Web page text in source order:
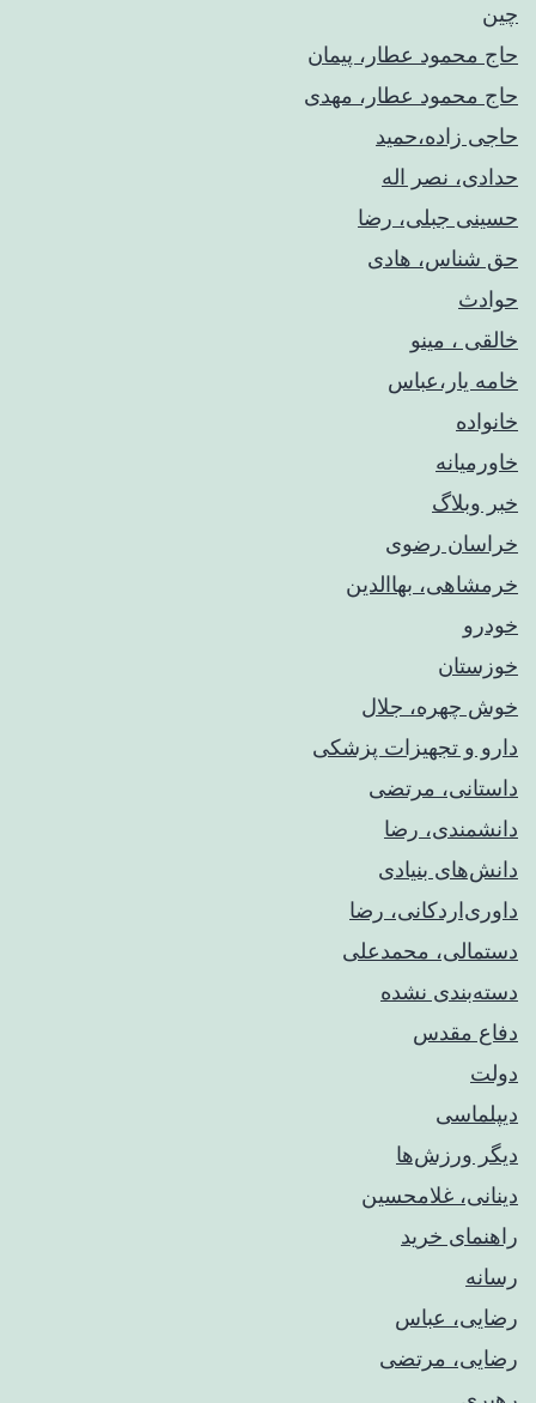
چین
حاج محمود عطار، پیمان
حاج محمود عطار، مهدی
حاجی زاده،حمید
حدادی، نصر اله
حسینی جبلی، رضا
حق شناس، هادی
حوادث
خالقی ، مینو
خامه یار،عباس
خانواده
خاورمیانه
خبر وبلاگ
خراسان رضوی
خرمشاهی، بهاالدین
خودرو
خوزستان
خوش چهره، جلال
دارو و تجهیزات پزشکی
داستانی، مرتضی
دانشمندی، رضا
دانش‌های بنیادی
داوری‌اردکانی، رضا
دستمالی، محمدعلی
دسته‌بندی نشده
دفاع مقدس
دولت
دیپلماسی
دیگر ورزش‌ها
دینانی، غلامحسین
راهنمای خريد
رسانه
رضایی، عباس
رضایی، مرتضی